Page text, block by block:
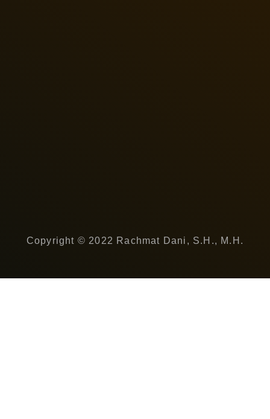
Copyright © 2022 Rachmat Dani, S.H., M.H.